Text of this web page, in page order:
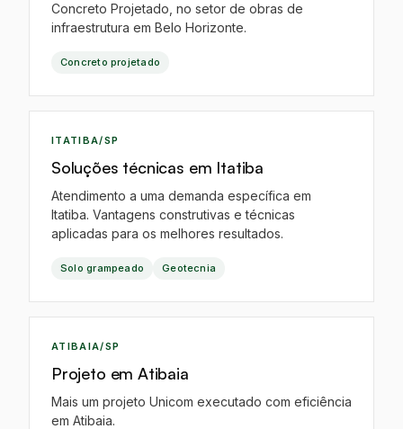
Concreto Projetado, no setor de obras de
infraestrutura em Belo Horizonte.
Concreto projetado
ITATIBA/SP
Soluções técnicas em Itatiba
Atendimento a uma demanda específica em
Itatiba. Vantagens construtivas e técnicas
aplicadas para os melhores resultados.
Solo grampeado Geotecnia
ATIBAIA/SP
Projeto em Atibaia
Mais um projeto Unicom executado com eficiência
em Atibaia.